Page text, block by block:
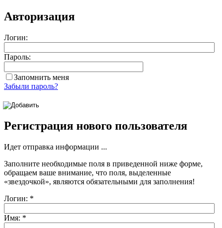
Авторизация
Логин:
Пароль:
Запомнить меня
Забыли пароль?
Регистрация нового пользователя
Идет отправка информации ...
Заполните необходимые поля в приведенной ниже форме,
обращаем ваше внимание, что поля, выделенные
«звездочкой», являются обязательными для заполнения!
Логин: *
Имя: *